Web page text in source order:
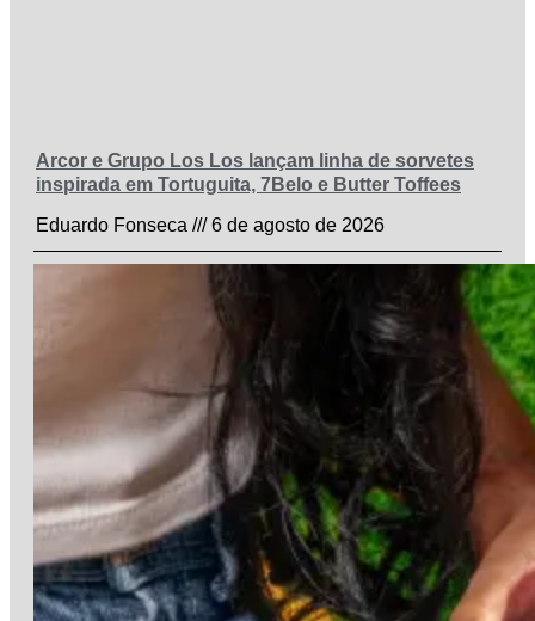
Arcor e Grupo Los Los lançam linha de sorvetes
inspirada em Tortuguita, 7Belo e Butter Toffees
Eduardo Fonseca
6 de agosto de 2026